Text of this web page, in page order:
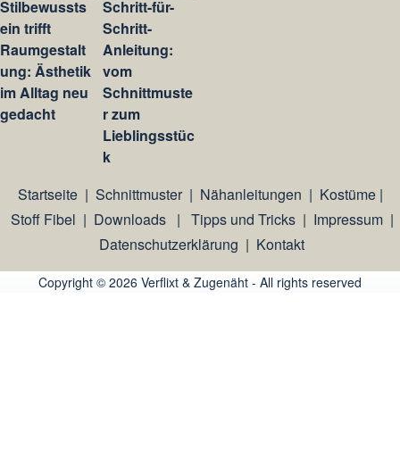
Stilbewussts
ein trifft
Raumgestalt
ung: Ästhetik
im Alltag neu
gedacht
Schritt-für-
Schritt-
Anleitung:
vom
Schnittmuste
r zum
Lieblingsstüc
k
Startseite| Schnittmuster| Nähanleitungen | Kostüme|
Stoff Fibel | Downloads | Tipps und Tricks| Impressum|
Datenschutzerklärung | Kontakt
Copyright © 2026 Verflixt & Zugenäht - All rights reserved